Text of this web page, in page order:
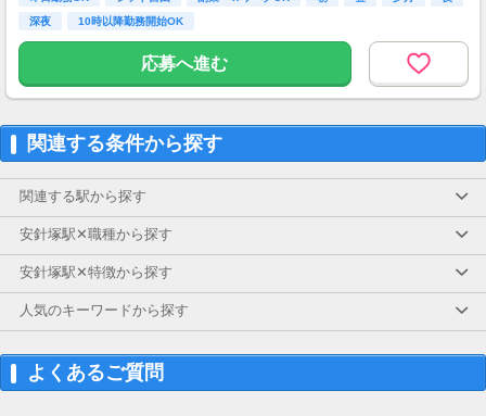
◆賞与あり（年2回）
＼手当も充実／
＊職能手当
＊資格手当
＊業績手当
※月給は夜勤手当20,000円（1回5,000円×4回／月）含む
上記回数を超えた場合、別途支給
※試用期間（3ヵ月）も雇用形態、給与の変動なし
【交通費】
全額支給
深夜
10時以降勤務開始OK
応募へ進む
関連する条件から探す
関連する駅から探す
安針塚駅✕職種から探す
安針塚駅✕特徴から探す
人気のキーワードから探す
よくあるご質問